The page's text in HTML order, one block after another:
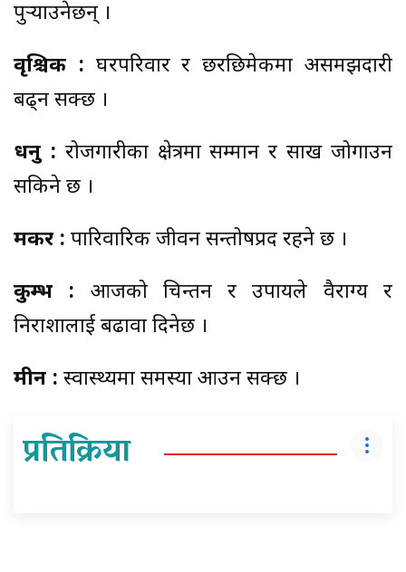
पुर्‍याउनेछन् ।
वृश्चिक : घरपरिवार र छरछिमेकमा असमझदारी
बढ्न सक्छ ।
धनु : रोजगारीका क्षेत्रमा सम्मान र साख जोगाउन
सकिने छ ।
मकर : पारिवारिक जीवन सन्तोषप्रद रहने छ ।
कुम्भ : आजको चिन्तन र उपायले वैराग्य र
निराशालाई बढावा दिनेछ ।
मीन : स्वास्थ्यमा समस्या आउन सक्छ ।
प्रतिक्रिया